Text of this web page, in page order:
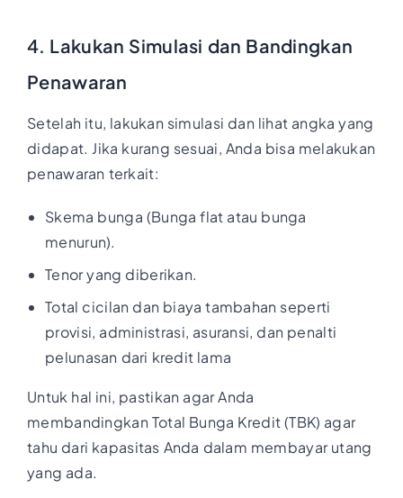
4. Lakukan Simulasi dan Bandingkan
Penawaran
Setelah itu, lakukan simulasi dan lihat angka yang
didapat. Jika kurang sesuai, Anda bisa melakukan
penawaran terkait:
Skema bunga (Bunga flat atau bunga
menurun).
Tenor yang diberikan.
Total cicilan dan biaya tambahan seperti
provisi, administrasi, asuransi, dan penalti
pelunasan dari kredit lama
Untuk hal ini, pastikan agar Anda
membandingkan Total Bunga Kredit (TBK) agar
tahu dari kapasitas Anda dalam membayar utang
yang ada.